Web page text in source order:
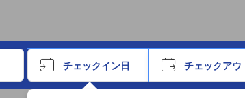
進み、エンターキーを押して内容を確定して、検索します。
チェックイン日 チェックアウ
エンターキーを押して日付選択画面の操作を開始